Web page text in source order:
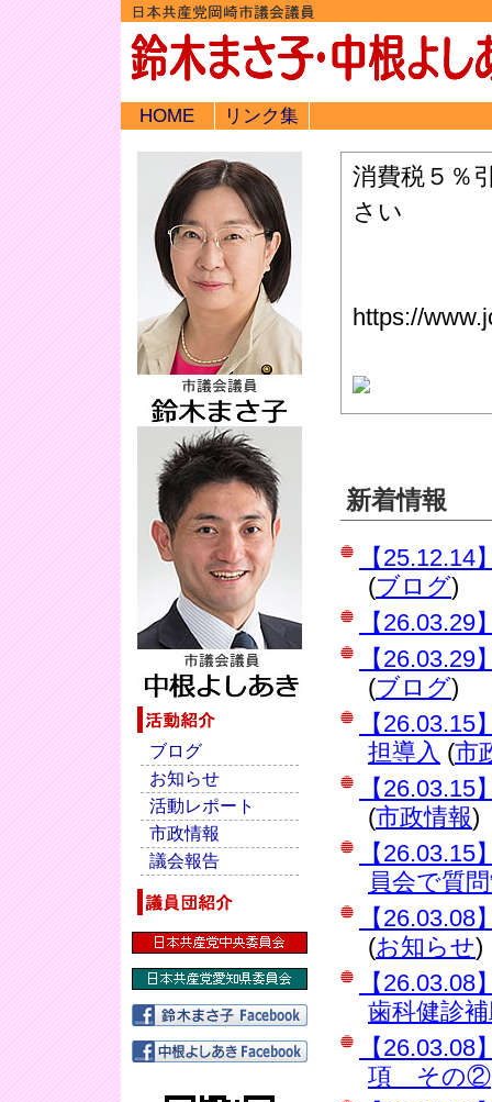
HOME リンク集
消費税５％
さい
https://
新着情報
【
(ブログ)
【
【
(ブログ)
【
担導入 (市
【
(市政情報)
【
員会で質
【
(お知らせ)
【
歯科健診
【
項 その②
ブログ
お知らせ
活動レポート
市政情報
議会報告